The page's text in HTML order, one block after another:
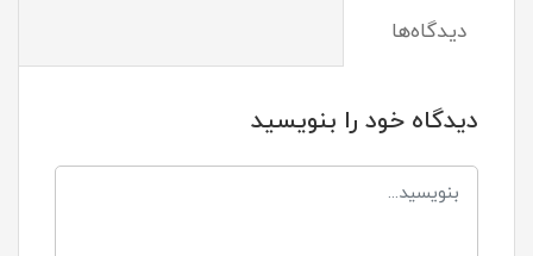
دیدگاه‌ها
دیدگاه خود را بنویسید